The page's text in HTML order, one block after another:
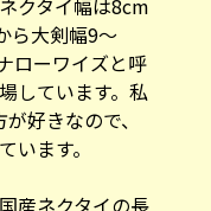
クタイ幅は8cm
ら大剣幅9～
ローワイズと呼
しています。私
好きなので、
います。
産ネクタイの長